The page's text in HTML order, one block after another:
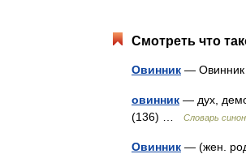
Смотреть что
Овинник —
овинник — дух,
(136) …
Словарь
Овинник — (жен. род